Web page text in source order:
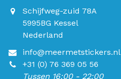
Schijfweg-zuid 78A
5995BG Kessel
Nederland
info@meermetstickers.nl
+31 (0) 76 369 05 56
Tussen 16:00 - 22:00